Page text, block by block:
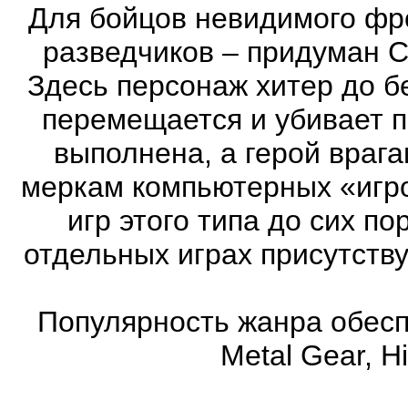
Для бойцов невидимого
разведчиков – придуман
Здесь персонаж хитер до
перемещается и убивает
выполнена, а герой
меркам компьютерных
игр этого типа до сих
отдельных играх
Популярность жанра
Metal Gear,